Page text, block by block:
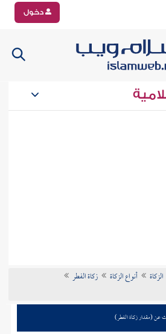
دخول
الزكاة أنواع الزكاة
زكاة الفطر
عن (مقدار زكاة الفطر)